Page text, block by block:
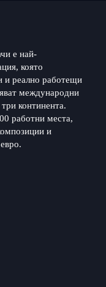
е най-
която
и реално работещи
международни
континента.
работни места,
и